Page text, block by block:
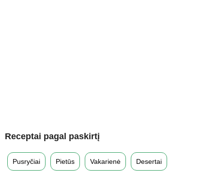
Receptai pagal paskirtį
Pusryčiai Pietūs Vakarienė Desertai